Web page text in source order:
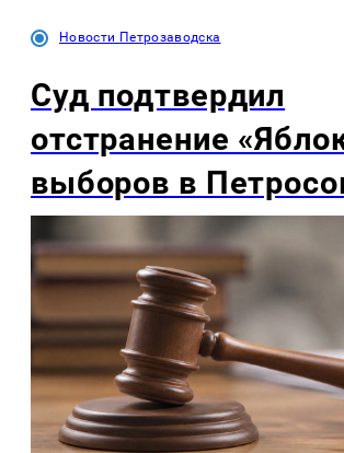
Новости Петрозаводска
Суд подтвердил
отстранение
выборов в